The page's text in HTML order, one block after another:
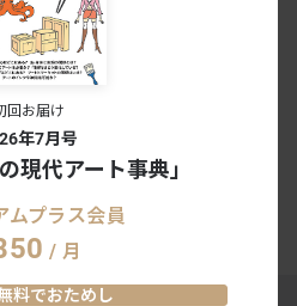
- 02.24
回お届け
年7月号
現代アート事典」
ムプラス会員
/ 月
料でおためし